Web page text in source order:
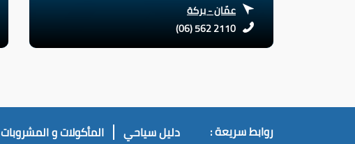
عمّان - بركة
(06) 562 2110
روابط سريعة : دليل سياحي المأكولات و المشروبات